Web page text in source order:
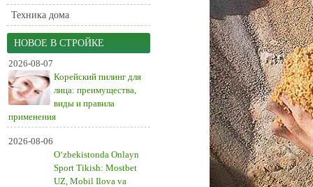
Техника дома
НОВОЕ В СТРОЙКЕ
2026-08-07
Корейский пилинг для
лица: преимущества,
виды и правила
применения
2026-08-06
O‘zbekistonda Onlayn
Sport Tikish: Mostbet
UZ, Mobil Ilova va